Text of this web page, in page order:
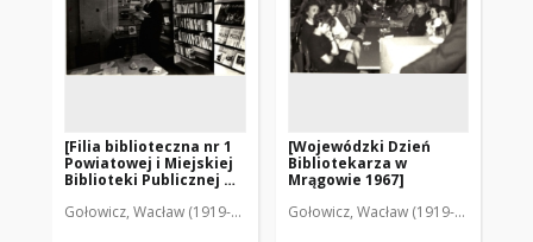
[Filia biblioteczna nr 1
Powiatowej i Miejskiej
Biblioteki Publicznej w
Gołowicz, Wacław (1919-1983). Fot.
[Wojewódzki Dzień
Bibliotekarza w
Mrągowie 1967]
Gołowicz, Wacław (1919-1983). Fot.